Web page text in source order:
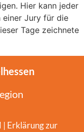
Hier kann jeder
einer Jury für die
Tage zeichnete
| Erklärung zur